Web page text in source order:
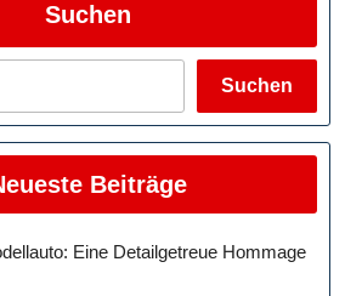
Suchen
Suchen
Beiträge
Eine Detailgetreue Hommage